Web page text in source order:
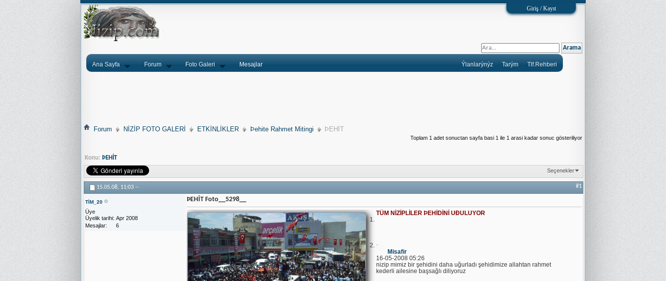
Giriş / Kayıt
Ana Sayfa Forum Foto Galeri Mesajlar Tlf.Rehberi
Tarým
Ýlanlarýnýz
Forum NİZİP FOTO GALERİ ETKİNLİKLER Þehite Rahmet Mitingi ÞEHİT
Toplam 1 adet sonuctan sayfa basi 1 ile 1 arasi kadar sonuc gösteriliyor
Konu: ÞEHİT
Seçenekler
15.05.08, 11:03 -- #1
TİM_20
Üye
Üyelik tarihi Apr 2008
Mesajlar
6
ÞEHİT Foto__5298__
TÜM NİZİPLİLER ÞEHİDİNİ UÐULUYOR
Misafir
16-05-2008 05:26
nizip mimiz bir şehidini daha uğurladı şehidimize allahtan rahmet
kederli ailesine başsağlı diliyoruz